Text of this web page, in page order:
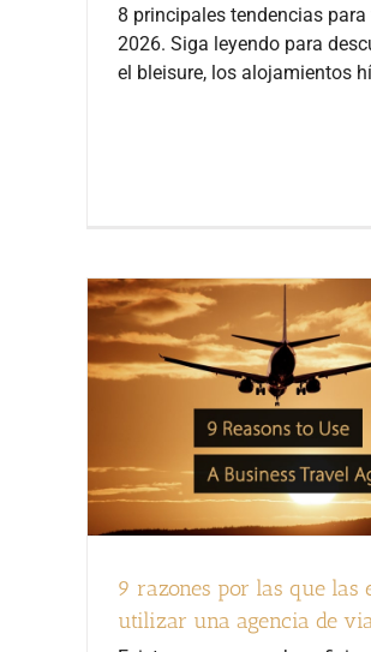
8 principales tendencias
2026. Siga leyendo para
el bleisure, los alojamientos
9 razones por las que las
utilizar una agencia de